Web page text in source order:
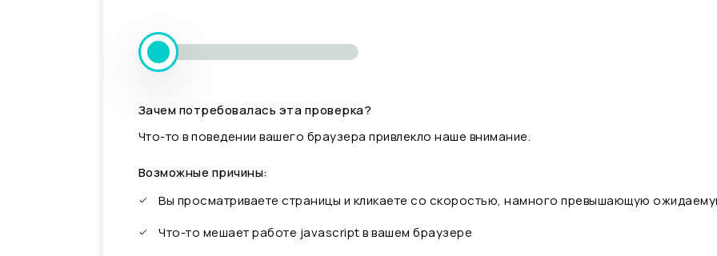
Зачем потребовалась эта проверка?
Что-то в поведении вашего браузера привлекло наше внимание.
Возможные причины:
Вы просматриваете страницы и кликаете со скоростью, намного превышающую
Что-то мешает работе javascript в вашем браузере